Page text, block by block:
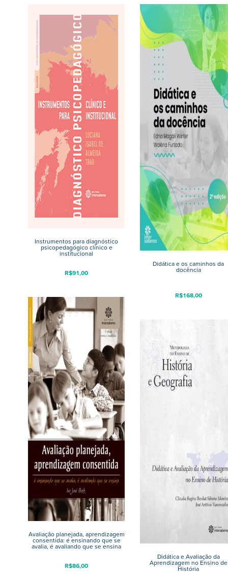
Instrumentos para diagnóstico
psicopedagógico clínico e
institucional
R$91,00
Didática e os caminhos da
docência
R$168,00
Avaliação planejada, aprendizagem
consentida: é ensinando que se
avalia, é avaliando que se ensina
R$86,00
Didática e Avaliação da
Aprendizagem no Ensino de
História